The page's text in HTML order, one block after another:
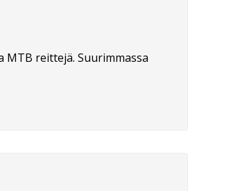
MTB reittejä. Suurimmassa